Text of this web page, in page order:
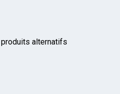
alternatifs